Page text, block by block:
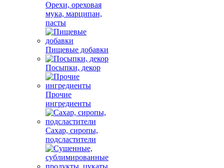
Орехи, ореховая
мука, марципан,
пасты
Пищевые добавки
Посыпки, декор
Прочие
ингредиенты
Сахар, сиропы,
подсластители